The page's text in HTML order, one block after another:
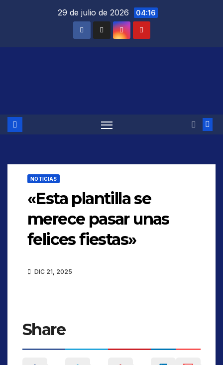
29 de julio de 2026 04:16
NOTICIAS
«Esta plantilla se
merece pasar unas
felices fiestas»
DIC 21, 2025
Share